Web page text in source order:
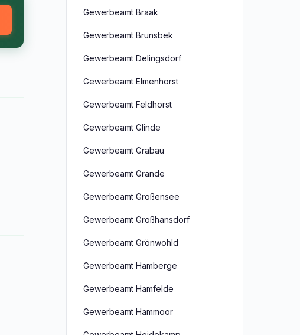
Gewerbeamt Braak
Gewerbeamt Brunsbek
Gewerbeamt Delingsdorf
Gewerbeamt Elmenhorst
Gewerbeamt Feldhorst
Gewerbeamt Glinde
Gewerbeamt Grabau
Gewerbeamt Grande
Gewerbeamt Großensee
Gewerbeamt Großhansdorf
Gewerbeamt Grönwohld
Gewerbeamt Hamberge
Gewerbeamt Hamfelde
Gewerbeamt Hammoor